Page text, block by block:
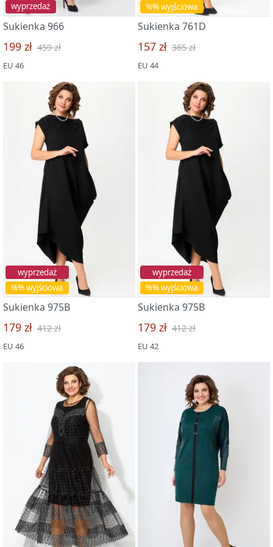
wyprzedaż
Sukienka 966
199 zł 459 zł
EU 46
%% wyjściowa
Sukienka 761D
157 zł 365 zł
EU 44
%% wyjściowa
wyprzedaż
Sukienka 975B
179 zł 412 zł
EU 46
%% wyjściowa
wyprzedaż
Sukienka 975B
179 zł 412 zł
EU 42